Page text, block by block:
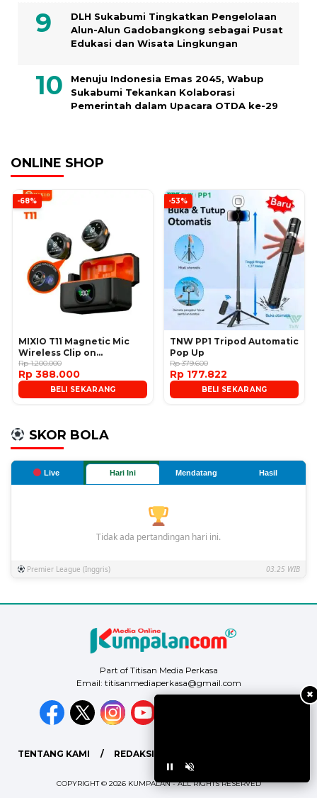
DLH Sukabumi Tingkatkan Pengelolaan
Alun-Alun Gadobangkong sebagai Pusat
Edukasi dan Wisata Lingkungan
Menuju Indonesia Emas 2045, Wabup
Sukabumi Tekankan Kolaborasi
Pemerintah dalam Upacara OTDA ke-29
ONLINE SHOP
-68%
MIXIO T11 Magnetic Mic
Wireless Clip on
Microphone
Rp 1.200.000
Rp 388.000
BELI SEKARANG
-53%
TNW PP1 Tripod Automatic
Pop Up
Rp 379.600
Rp 177.822
BELI SEKARANG
SKOR BOLA
Live Hari Ini Mendatang Hasil
Tidak ada pertandingan hari ini.
Premier League (Inggris) 03.25 WIB
✖
Part of Titisan Media Perkasa
Email: titisanmediaperkasa@gmail.com
TENTANG KAMI REDAKSI
COPYRIGHT © 2026 KUMPALAN - ALL RIGHTS RESERVED